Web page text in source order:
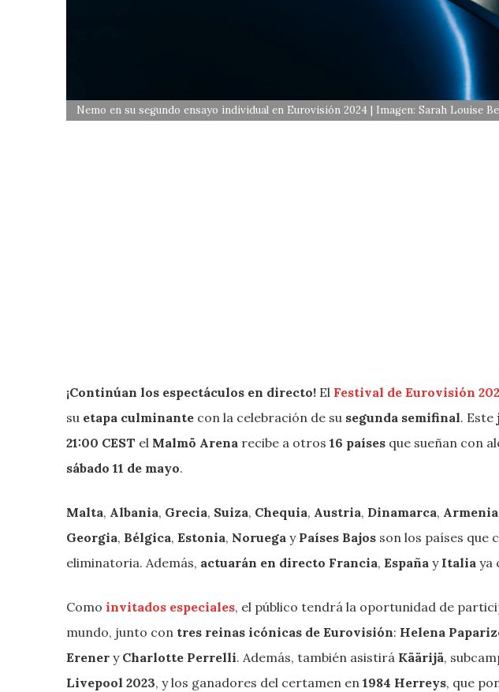
Nemo en su segundo ensayo individual en Eurovisión 2024 | Imagen: Sarah Louise
¡Continúan los espectáculos en directo! El Festival de Eurovisión
su etapa culminante con la celebración de su segunda semifinal. Este
21:00 CEST el Malmö Arena recibe a otros 16 países que sueñan con
sábado 11 de mayo.
Malta, Albania, Grecia, Suiza, Chequia, Austria, Dinamarca, Armenia
Georgia, Bélgica, Estonia, Noruega y Países Bajos son los países que
eliminatoria. Además, actuarán en directo Francia, España y Italia ya
Como invitados especiales, el público tendrá la oportunidad de
mundo, junto con tres reinas icónicas de Eurovisión: Helena
Erener y Charlotte Perrelli. Además, también asistirá Käärijä,
Livepool 2023, y los ganadores del certamen en 1984 Herreys, que